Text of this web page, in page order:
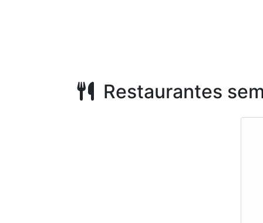
Restaurantes